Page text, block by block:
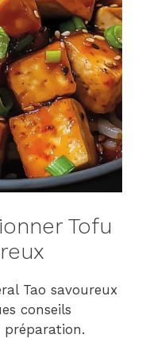
Tofu
Tao savoureux
conseils
préparation.